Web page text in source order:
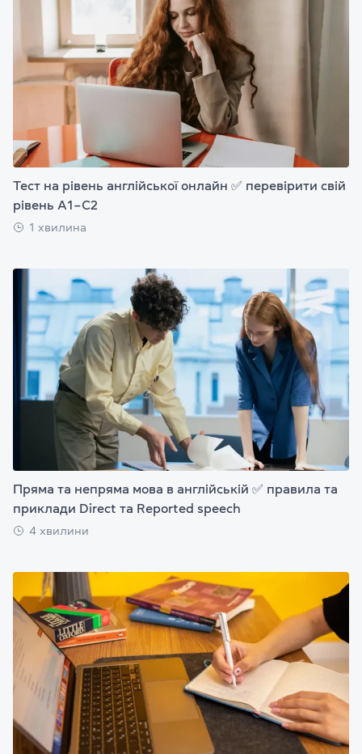
Тест на рівень англійської онлайн ✅ перевірити свій
рівень А1–С2
1 хвилина
Пряма та непряма мова в англійській ✅ правила та
приклади Direct та Reported speech
4 хвилини